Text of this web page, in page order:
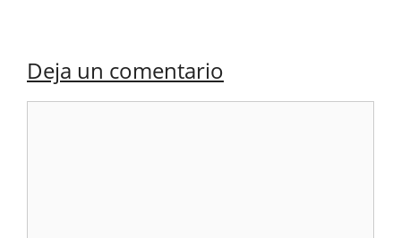
Deja un comentario